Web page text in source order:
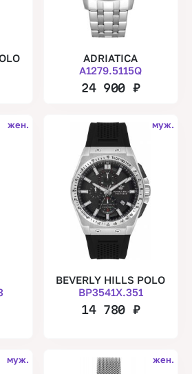
ADRIATICA
A1279.5115Q
24 900 ₽
жен. муж.
BEVERLY HILLS POLO
BP3541X.351
14 780 ₽
муж. жен.